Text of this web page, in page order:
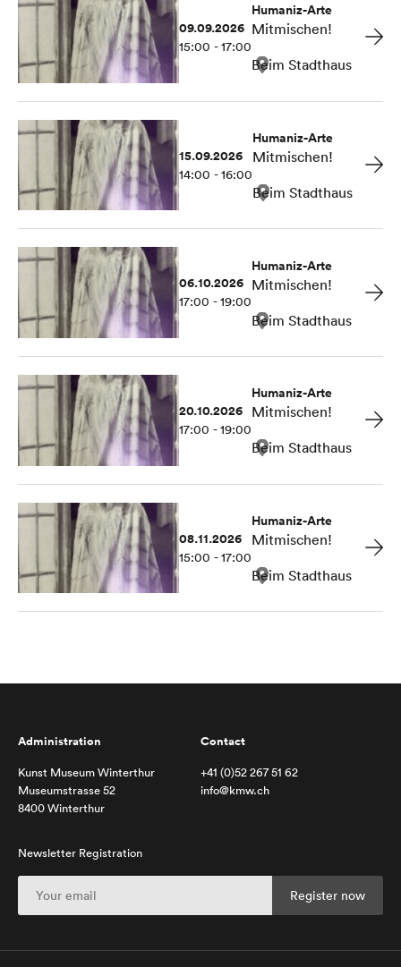
09.09.2026
15:00 - 17:00
Humaniz-Arte
Mitmischen!
Beim Stadthaus
15.09.2026
14:00 - 16:00
Humaniz-Arte
Mitmischen!
Beim Stadthaus
06.10.2026
17:00 - 19:00
Humaniz-Arte
Mitmischen!
Beim Stadthaus
20.10.2026
17:00 - 19:00
Humaniz-Arte
Mitmischen!
Beim Stadthaus
08.11.2026
15:00 - 17:00
Humaniz-Arte
Mitmischen!
Beim Stadthaus
Administration
Kunst Museum Winterthur
Museumstrasse 52
8400 Winterthur
Contact
+41 (0)52 267 51 62
info@kmw.ch
Newsletter Registration